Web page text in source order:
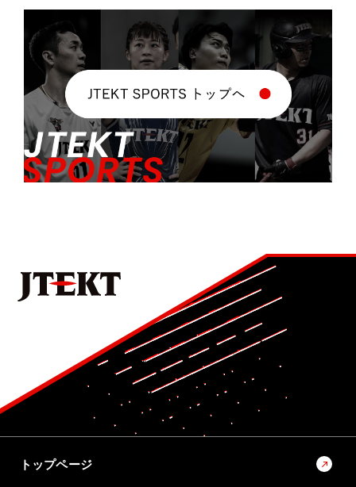
トップページ